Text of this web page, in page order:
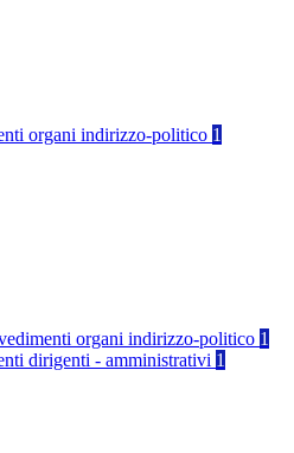
organi indirizzo-politico 1
organi indirizzo-politico 1
dirigenti - amministrativi 1